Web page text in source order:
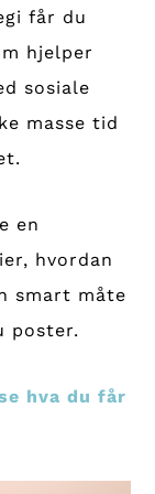
får du
hjelper
sosiale
masse tid
en
hvordan
smart måte
poster.
hva du får